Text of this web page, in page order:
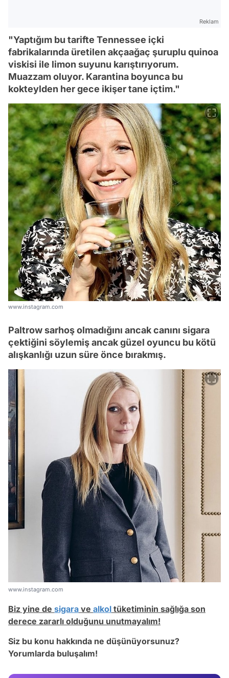
Reklam
"Yaptığım bu tarifte Tennessee içki
fabrikalarında üretilen akçaağaç şuruplu quinoa
viskisi ile limon suyunu karıştırıyorum.
Muazzam oluyor. Karantina boyunca bu
kokteylden her gece ikişer tane içtim."
www.instagram.com
Paltrow sarhoş olmadığını ancak canını sigara
çektiğini söylemiş ancak güzel oyuncu bu kötü
alışkanlığı uzun süre önce bırakmış.
www.instagram.com
Biz yine de sigara ve alkol tüketiminin sağlığa son
derece zararlı olduğunu unutmayalım!
Siz bu konu hakkında ne düşünüyorsunuz?
Yorumlarda buluşalım!